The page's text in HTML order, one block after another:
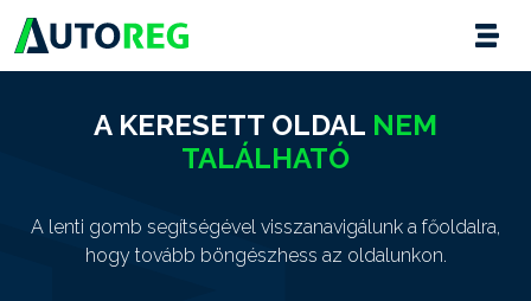
A KERESETT OLDAL NEM
TALÁLHATÓ
A lenti gomb segítségével visszanavigálunk a főoldalra,
hogy tovább böngészhess az oldalunkon.